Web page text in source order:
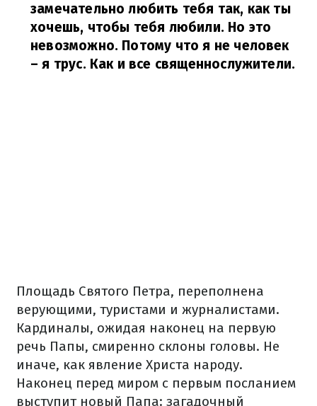
замечательно любить тебя так, как ты
хочешь, чтобы тебя любили. Но это
невозможно. Потому что я не человек
– я трус. Как и все священнослужители.
Площадь Святого Петра, переполнена
верующими, туристами и журналистами.
Кардиналы, ожидая наконец на первую
речь Папы, смиренно склоны головы. Не
иначе, как явление Христа народу.
Наконец перед миром с первым посланием
выступит новый Папа: загадочный